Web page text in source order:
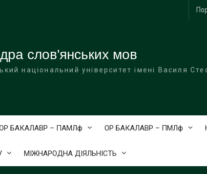
слов'янських мов
національний університет імені Василя
БАКАЛАВР – ПАМЛф ОР БАКАЛАВР – ПМЛф
МІЖНАРОДНА ДІЯЛЬНІСТЬ